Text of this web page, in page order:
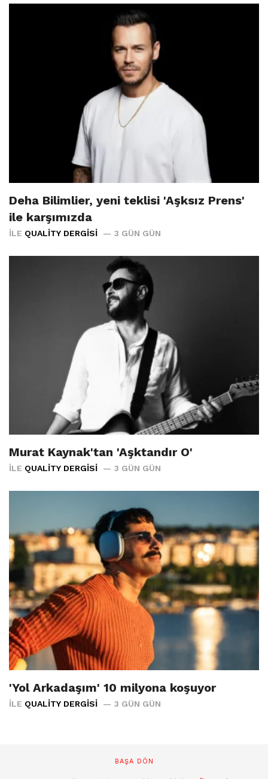
Deha Bilimlier, yeni teklisi 'Aşksız Prens'
ile karşımızda
İLE QUALITY DERGISI 3 GÜN GÜN
Murat Kaynak'tan 'Aşktandır O'
İLE QUALITY DERGISI 3 GÜN GÜN
'Yol Arkadaşım' 10 milyona koşuyor
İLE QUALITY DERGISI 3 GÜN GÜN
BAŞA DÖN